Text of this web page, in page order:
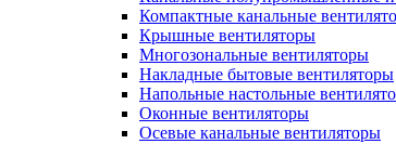
Компактные канальные
Крышные вентиляторы
Многозональные вентиляторы
Накладные бытовые вентиляторы
Напольные настольные
Оконные вентиляторы
Осевые канальные вентиляторы